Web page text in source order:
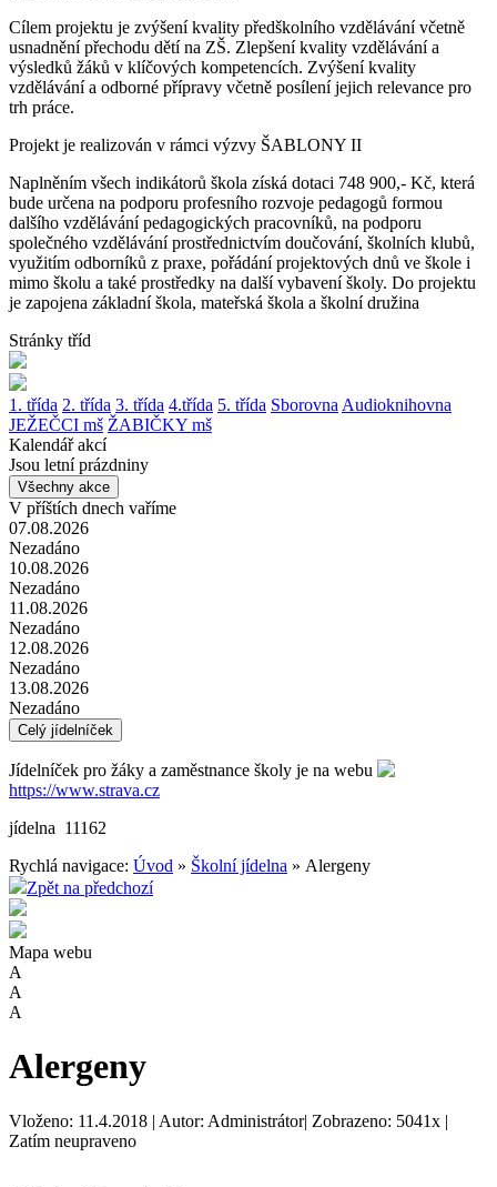
Cílem projektu je zvýšení kvality předškolního vzdělávání včetně
usnadnění přechodu dětí na ZŠ. Zlepšení kvality vzdělávání a
výsledků žáků v klíčových kompetencích. Zvýšení kvality
vzdělávání a odborné přípravy včetně posílení jejich relevance pro
trh práce.
Projekt je realizován v rámci výzvy ŠABLONY II
Naplněním všech indikátorů škola získá dotaci 748 900,- Kč, která
bude určena na podporu profesního rozvoje pedagogů formou
dalšího vzdělávání pedagogických pracovníků, na podporu
společného vzdělávání prostřednictvím doučování, školních klubů,
využitím odborníků z praxe, pořádání projektových dnů ve škole i
mimo školu a také prostředky na další vybavení školy. Do projektu
je zapojena základní škola, mateřská škola a školní družina
Stránky tříd
1. třída 2. třída 3. třída 4.třída 5. třída Sborovna Audioknihovna
JEŽEČCI mš ŽABIČKY mš
Kalendář akcí
Jsou letní prázdniny
Všechny akce
V příštích dnech vaříme
07.08.2026
Nezadáno
10.08.2026
Nezadáno
11.08.2026
Nezadáno
12.08.2026
Nezadáno
13.08.2026
Nezadáno
Celý jídelníček
Jídelníček pro žáky a zaměstnance školy je na webu
https://www.strava.cz
jídelna 11162
Rychlá navigace: Úvod » Školní jídelna » Alergeny
Zpět na předchozí
Mapa webu
A
A
A
Alergeny
Vloženo: 11.4.2018 | Autor: Administrátor| Zobrazeno: 5041x |
Zatím neupraveno